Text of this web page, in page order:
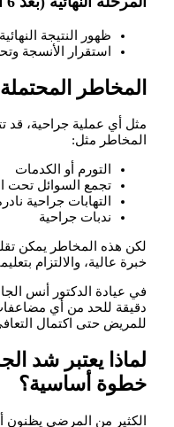
ظهور النتيجة
استقرار الأنسجة
المخاطر المحتملة
مثل أي عملية جراحية،
المخاطر مثل:
التورم أو الكدمات
تجمع السوائل تحت
التهابات جراحية
ندبات جراحية
لكن هذه المخاطر يمكن
خبرة عالية، والالتزام
في عيادة الدكتور أنس
دقيقة للحد من أي
للمريض حتى اكتمال
لماذا يعتبر شد
خطوة أساسية؟
الكثير من المرضى يظنون